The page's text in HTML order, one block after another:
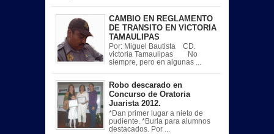
CAMBIO EN REGLAMENTO
DE TRANSITO EN VICTORIA
TAMAULIPAS
Por: Miguel Bautista CD.
victoria Tamaulipas No
siempre, pero en algunas ...
Robo descarado en
Concurso de Oratoria
Juarista 2012.
*Dan primer lugar a nieto de
pudiente. *Burla para alumnos
destacados. Por ...